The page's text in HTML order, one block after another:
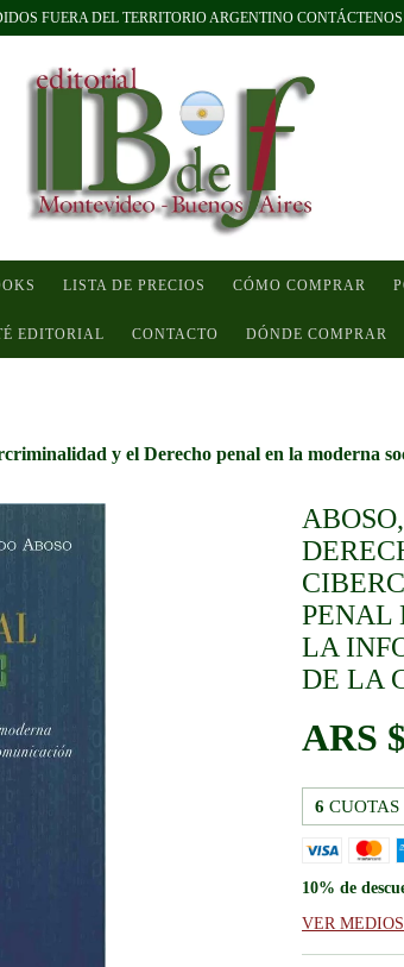
FUERA DEL TERRITORIO ARGENTINO CONTÁCTENOS
LISTA DE PRECIOS CÓMO COMPRAR
EDITORIAL CONTACTO DÓNDE COMPRAR
y el Derecho penal en la moderna
PENAL
LA
DE LA
6
10% de
VER